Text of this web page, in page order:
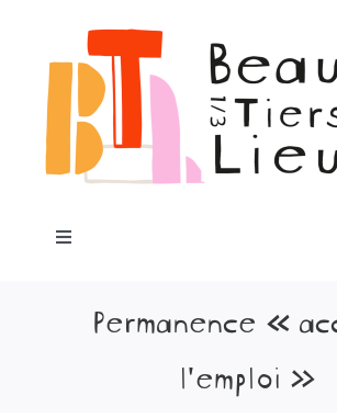
contenu
Toggle
Permanence «
l’emploi »